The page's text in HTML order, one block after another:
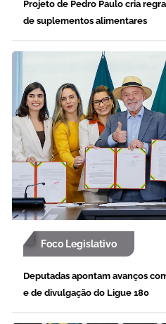
Projeto de Pedro Paulo cria
de suplementos alimentares
Foco Legislativo
Deputadas apontam avanços
e de divulgação do Ligue 180